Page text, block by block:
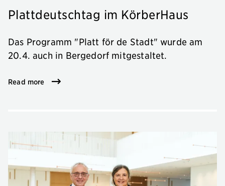
Plattdeutschtag im KörberHaus
Das Programm "Platt för de Stadt" wurde am
20.4. auch in Bergedorf mitgestaltet.
Read more